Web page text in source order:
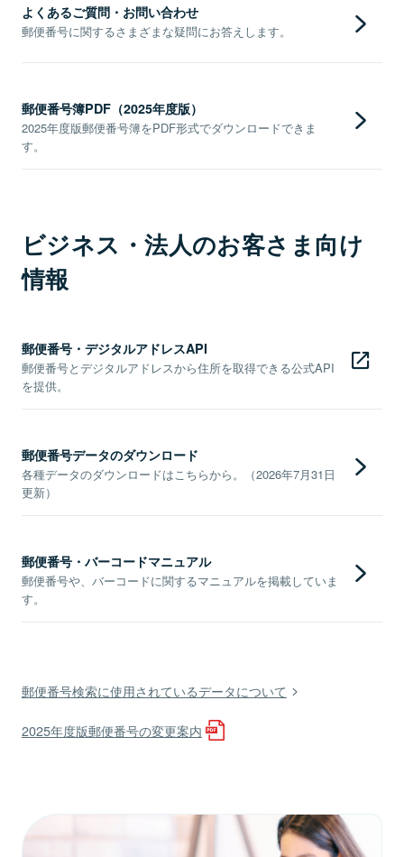
よくあるご質問・お問い合わせ
郵便番号に関するさまざまな疑問にお答えします。
郵便番号簿PDF（2025年度版）
2025年度版郵便番号簿をPDF形式でダウンロードできま
す。
ビジネス・法人のお客さま向け
情報
郵便番号・デジタルアドレスAPI
郵便番号とデジタルアドレスから住所を取得できる公式API
を提供。
郵便番号データのダウンロード
各種データのダウンロードはこちらから。（2026年7月31日
更新）
郵便番号・バーコードマニュアル
郵便番号や、バーコードに関するマニュアルを掲載していま
す。
郵便番号検索に使用されているデータについて
2025年度版郵便番号の変更案内